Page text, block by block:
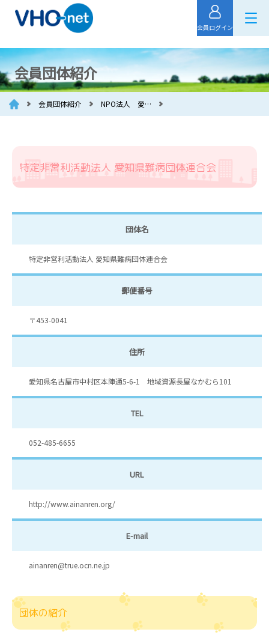
会員ログイン
会員団体紹介
会員団体紹介 NPO法人 愛…
特定非営利活動法人 愛知県難病団体連合会
団体名
特定非営利活動法人 愛知県難病団体連合会
郵便番号
〒453-0041
住所
愛知県名古屋市中村区本陣通5-6-1 地域資源長屋なかむら101
TEL
052-485-6655
URL
http://www.ainanren.org/
E-mail
ainanren@true.ocn.ne.jp
団体の紹介